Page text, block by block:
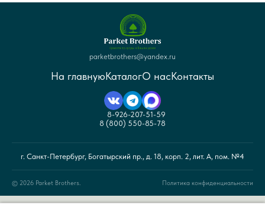
parketbrothers@yandex.ru
На главнуюКаталогО насКонтакты
8-926-207-51-59
8 (800) 550-85-78
г. Санкт-Петербург, Богатырский пр., д. 18, корп. 2, лит. А, пом. №4
© 2026 Parket Brothers. Политика конфиденциальности